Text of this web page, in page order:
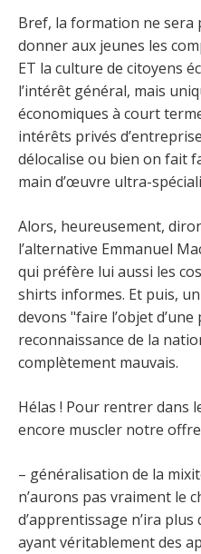
Bref, la formation ne sera
donner aux jeunes les
ET la culture de citoyens
l’intérêt général, mais
économiques à court
intérêts privés
délocalise ou bien on fait
main d’œuvre ultra-
Alors, heureusement,
l’alternative Emmanuel
qui préfère lui aussi les
shirts informes. Et puis,
devons "faire l’objet
reconnaissance de la
complètement mauvais.
Hélas ! Pour rentrer dans
encore muscler notre offre
– généralisation de la
n’aurons pas vraiment le
d’apprentissage n’ira plus
ayant véritablement des